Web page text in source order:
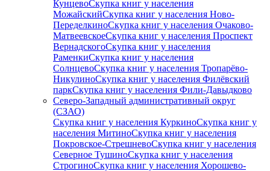
КунцевоСкупка книг у населения
МожайскийСкупка книг у населения Ново-
ПеределкиноСкупка книг у населения Очаково-
МатвеевскоеСкупка книг у населения Проспект
ВернадскогоСкупка книг у населения
РаменкиСкупка книг у населения
СолнцевоСкупка книг у населения Тропарёво-
НикулиноСкупка книг у населения Филёвский
паркСкупка книг у населения Фили-Давыдково
Северо-Западный административный округ
(СЗАО)
Скупка книг у населения КуркиноСкупка книг у
населения МитиноСкупка книг у населения
Покровское-СтрешневоСкупка книг у населения
Северное ТушиноСкупка книг у населения
СтрогиноСкупка книг у населения Хорошево-